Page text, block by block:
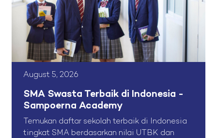
August 5, 2026
SMA Swasta Terbaik di Indonesia -
Sampoerna Academy
Temukan daftar sekolah terbaik di Indonesia
tingkat SMA berdasarkan nilai UTBK dan